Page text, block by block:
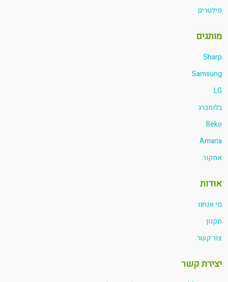
פילטרים
מותגים
Sharp
Samsung
LG
בלומברג
Beko
Amana
אמקור
אודות
מי אנחנו
תקנון
צור קשר
יצירת קשר